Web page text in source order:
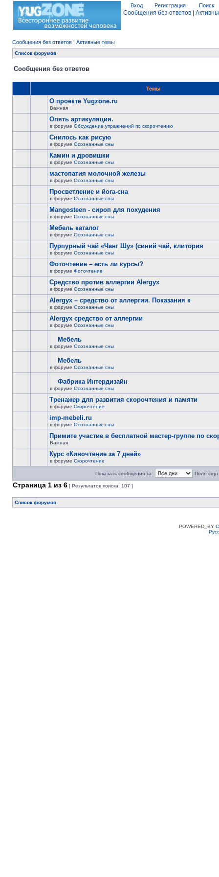
Вход Регистрация Поиск
Сообщения без ответов
Сообщения без ответов | Активные темы
Список форумов
Сообщения без ответов
Темы
О проекте Yugzone.ru
Важная
Опять артикуляция.
в форуме Обсуждение упражнений по скорочтению
Снилось как рисую
в форуме Осознанные сны
Камин и дровишки
в форуме Осознанные сны
мастопатия молочной железы
в форуме Осознанные сны
Просветление и йога-сна
в форуме Осознанные сны
Mangosteen - сироп для похудения
в форуме Осознанные сны
Мебель каталог
в форуме Осознанные сны
Пурпурный чай «Чанг Шу» (синий чай, клитория
в форуме Осознанные сны
Фоточтение – есть ли курсы?
в форуме Фоточтение
Cредство против аллергии Alergyx
в форуме Осознанные сны
Alergyx – средство от аллергии. Показания к
в форуме Осознанные сны
Alergyx средство от аллергии
в форуме Осознанные сны
Мебель
в форуме Осознанные сны
Мебель
в форуме Осознанные сны
Фабрика Интердизайн
в форуме Осознанные сны
Тренажер для развития скорочтения и памяти
в форуме Скорочтение
imp-mebeli.ru
в форуме Осознанные сны
Примите участие в бесплатной мастер-группе по
Важная
Курс «Киночтение за 7 дней»
в форуме Скорочтение
Показать сообщения за: Поле
Страница 1 из 6 [ Результатов поиска: 107 ]
Список форумов
POWERED_BY